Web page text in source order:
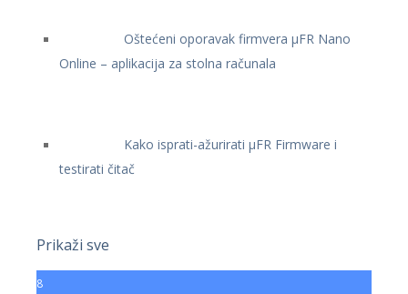
Oštećeni oporavak firmvera μFR Nano
Online – aplikacija za stolna računala
Kako isprati-ažurirati μFR Firmware i
testirati čitač
Prikaži sve
8